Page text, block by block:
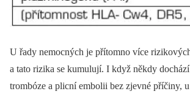
U řady nemocných je přítomno více
a tato rizika se kumulují. I když někdy
trombóze a plicní embolii bez zjevné příčiny,